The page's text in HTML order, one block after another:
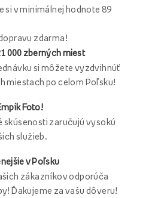
si v minimálnej hodnote 89
zdarma!
000 zberných miest
si môžete vyzdvihnúť
miestach po celom Poľsku!
Foto!
skúsenosti zaručujú vysokú
služieb.
v Poľsku
zákazníkov odporúča
Ďakujeme za vašu dôveru!